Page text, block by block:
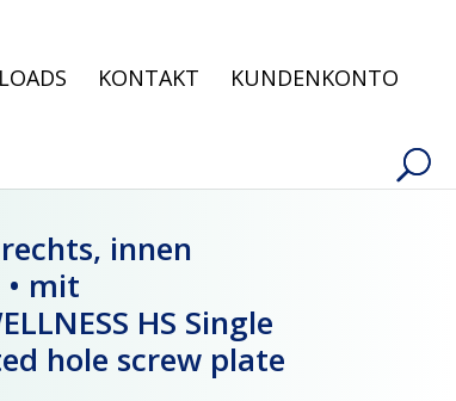
KONTAKT KUNDENKONTO
innen
mit
HS Single
hole screw plate